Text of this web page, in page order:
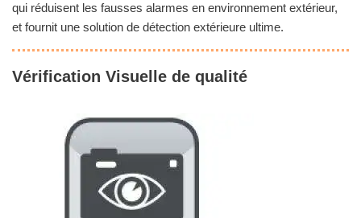
qui réduisent les fausses alarmes en environnement extérieur,
et fournit une solution de détection extérieure ultime.
Vérification Visuelle de qualité